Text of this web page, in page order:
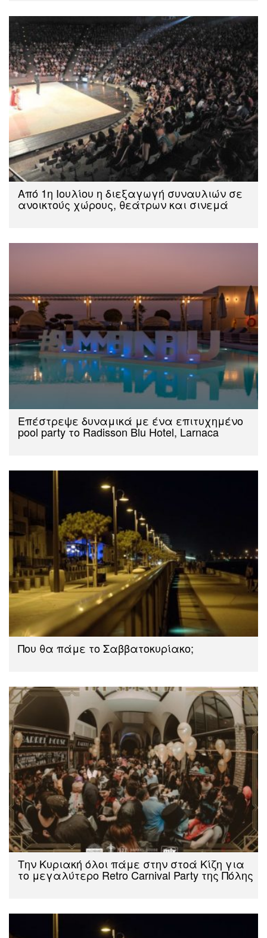
Aπό 1η Ιουλίου η διεξαγωγή συναυλιών σε
ανοικτούς χώρους, θεάτρων και σινεμά
Επέστρεψε δυναμικά με ένα επιτυχημένο
pool party το Radisson Blu Hotel, Larnaca
Που θα πάμε το Σαββατοκυρίακο;
Την Κυριακή όλοι πάμε στην στοά Κίζη για
το μεγαλύτερο Retro Carnival Party της Πόλης